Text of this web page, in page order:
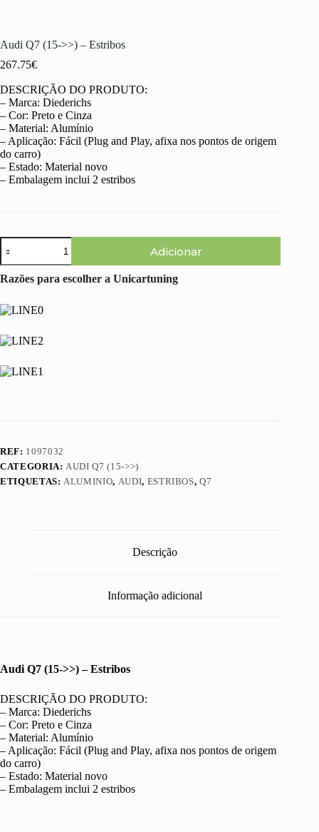
Audi Q7 (15->>) – Estribos
267.75€
DESCRIÇÃO DO PRODUTO:
– Marca: Diederichs
– Cor: Preto e Cinza
– Material: Alumínio
– Aplicação: Fácil (Plug and Play, afixa nos pontos de origem
do carro)
– Estado: Material novo
– Embalagem inclui 2 estribos
Quantidade
de
Audi
Q7
>>)
-
Adicionar
Razões para escolher a Unicartuning
REF: 1097032
CATEGORIA:AUDI Q7 (15->>)
ETIQUETAS:ALUMINIO, AUDI, ESTRIBOS,Q7
Descrição
Informação adicional
Audi Q7 (15->>) – Estribos
DESCRIÇÃO DO PRODUTO:
– Marca: Diederichs
– Cor: Preto e Cinza
– Material: Alumínio
– Aplicação: Fácil (Plug and Play, afixa nos pontos de origem
do carro)
– Estado: Material novo
– Embalagem inclui 2 estribos